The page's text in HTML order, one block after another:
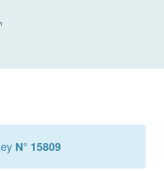
N° 15809